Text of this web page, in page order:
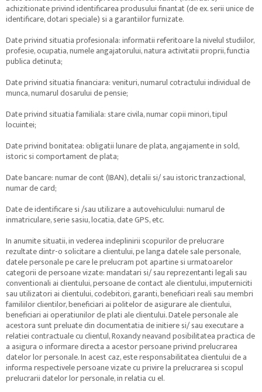
achizitionate privind identificarea produsului finantat (de ex. serii unice de
identificare, dotari speciale) si a garantiilor furnizate.
Date privind situatia profesionala: informatii referitoare la nivelul studiilor,
profesie, ocupatia, numele angajatorului, natura activitatii proprii, functia
publica detinuta;
Date privind situatia financiara: venituri, numarul cotractului individual de
munca, numarul dosarului de pensie;
Date privind situatia familiala: stare civila, numar copii minori, tipul
locuintei;
Date privind bonitatea: obligatii lunare de plata, angajamente in sold,
istoric si comportament de plata;
Date bancare: numar de cont (IBAN), detalii si/ sau istoric tranzactional,
numar de card;
Date de identificare si /sau utilizare a autovehiculului: numarul de
inmatriculare, serie sasiu, locatia, date GPS, etc.
In anumite situatii, in vederea indeplinirii scopurilor de prelucrare
rezultate dintr-o solicitare a clientului, pe langa datele sale personale,
datele personale pe care le prelucram pot apartine si urmatoarelor
categorii de persoane vizate: mandatari si/ sau reprezentanti legali sau
conventionali ai clientului, persoane de contact ale clientului, imputerniciti
sau utilizatori ai clientului, codebitori, garanti, beneficiari reali sau membri
familiilor clientilor, beneficiari ai politelor de asigurare ale clientului,
beneficiari ai operatiunilor de plati ale clientului. Datele personale ale
acestora sunt preluate din documentatia de initiere si/ sau executare a
relatiei contractuale cu clientul, Roxandy neavand posibilitatea practica de
a asigura o informare directa a acestor persoane privind prelucrarea
datelor lor personale. In acest caz, este responsabilitatea clientului de a
informa respectivele persoane vizate cu privire la prelucrarea si scopul
prelucrarii datelor lor personale, in relatia cu el.